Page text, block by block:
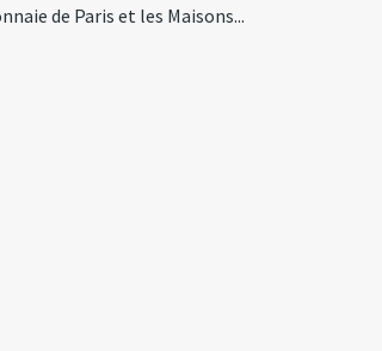
de Paris et les Maisons...